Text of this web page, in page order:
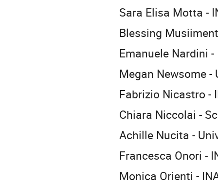
Sara Elisa Motta -
Blessing
Emanuele Nardini
Megan Newsome
Fabrizio Nicastro -
Chiara Niccolai -
Achille Nucita -
Francesca Onori -
Monica Orienti -